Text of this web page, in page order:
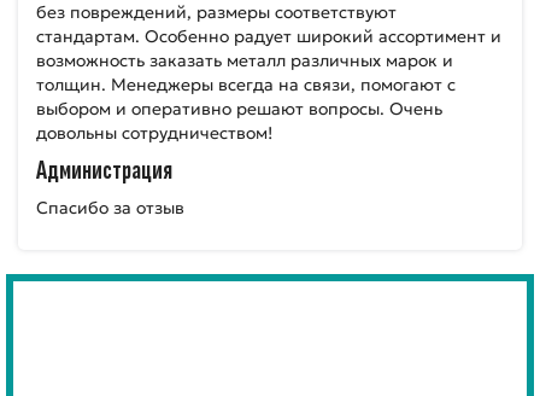
без повреждений, размеры соответствуют
стандартам. Особенно радует широкий ассортимент и
возможность заказать металл различных марок и
толщин. Менеджеры всегда на связи, помогают с
выбором и оперативно решают вопросы. Очень
довольны сотрудничеством!
Администрация
Спасибо за отзыв